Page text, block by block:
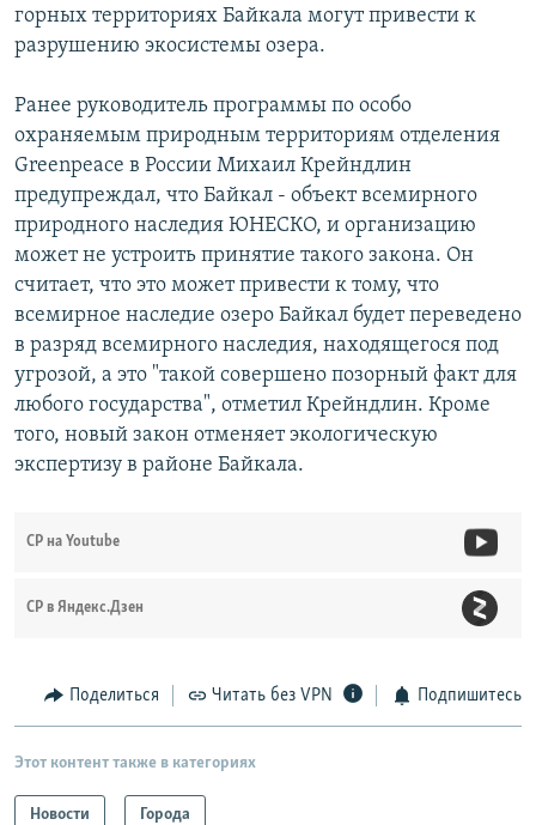
горных территориях Байкала могут привести к
разрушению экосистемы озера.
Ранее руководитель программы по особо
охраняемым природным территориям отделения
Greenpeace в России Михаил Крейндлин
предупреждал, что Байкал - объект всемирного
природного наследия ЮНЕСКО, и организацию
может не устроить принятие такого закона. Он
считает, что это может привести к тому, что
всемирное наследие озеро Байкал будет переведено
в разряд всемирного наследия, находящегося под
угрозой, а это "такой совершено позорный факт для
любого государства", отметил Крейндлин. Кроме
того, новый закон отменяет экологическую
экспертизу в районе Байкала.
СР на Youtube
СР в Яндекс.Дзен
Поделиться Читать без VPN Подпишитесь
Этот контент также в категориях
Новости Города